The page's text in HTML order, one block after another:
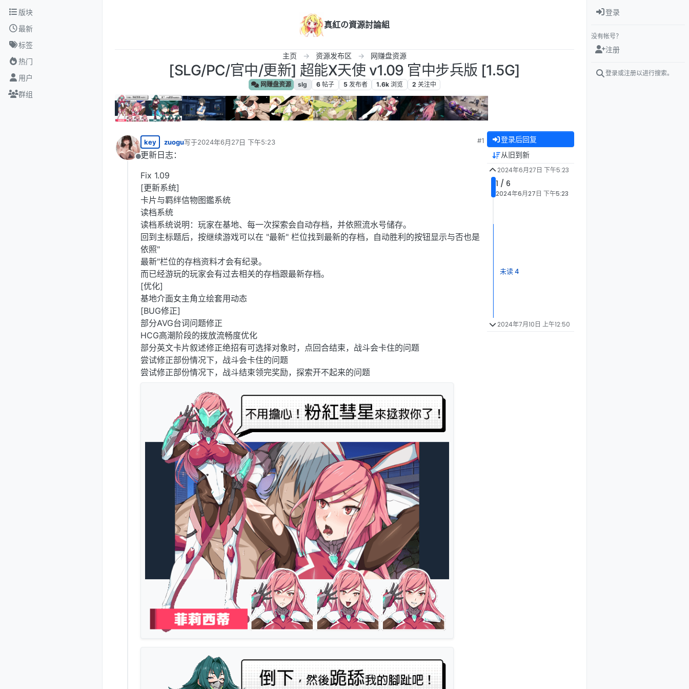
跳转至内容
版块
最新
标签
热门
用户
群组
真紅の資源討論組
主页 资源发布区 网赚盘资源
[SLG/PC/官中/更新] 超能X天使 v1.09 官中步兵版 [1.5G]
网赚盘资源 slg 6 帖子 5 发布者 1.6k 浏览 2 关注中
离线
key zuogu写于2024年6月27日 下午5:23
最后由 编辑
#1
更新日志：
Fix 1.09
[更新系统]
卡片与羁绊信物图鑑系统
读档系统
读档系统说明：玩家在基地、每一次探索会自动存档，并依照流水号储存。
回到主标题后，按继续游戏可以在 "最新" 栏位找到最新的存档，自动胜利的按钮显示与否也是
依照"
最新"栏位的存档资料才会有纪录。
而已经游玩的玩家会有过去相关的存档跟最新存档。
[优化]
基地介面女主角立绘套用动态
[BUG修正]
部分AVG台词问题修正
HCG高潮阶段的拨放流畅度优化
部分英文卡片叙述修正绝招有可选择对象时，点回合结束，战斗会卡住的问题
尝试修正部份情况下，战斗会卡住的问题
尝试修正部份情况下，战斗结束领完奖励，探索开不起来的问题
登录后回复
从旧到新
2024年6月27日 下午5:23
1 / 6
2024年6月27日 下午5:23
未读 4
2024年7月10日 上午12:50
登录
没有帐号？
注册
登录或注册以进行搜索。